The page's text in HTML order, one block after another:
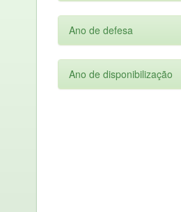
Ano de defesa
Ano de disponibilização